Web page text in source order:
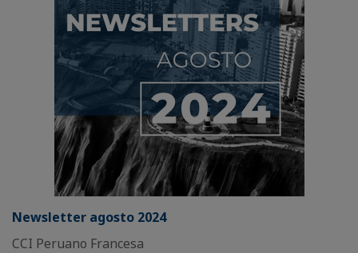
Newsletter agosto 2024
CCI Peruano Francesa